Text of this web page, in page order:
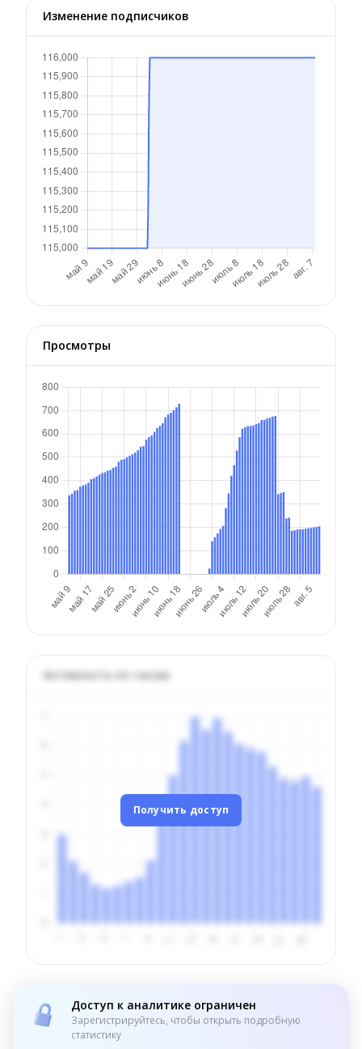
Изменение подписчиков
Просмотры
Активность по часам
Получить доступ
Доступ к аналитике ограничен
Зарегистрируйтесь, чтобы открыть подробную
статистику